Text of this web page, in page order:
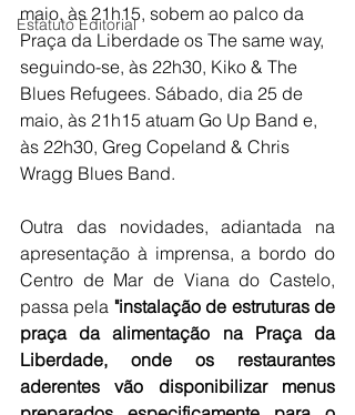
Estatuto Editorial
maio, às 21h15, sobem ao palco da
Praça da Liberdade os The same way,
seguindo-se, às 22h30, Kiko & The
Blues Refugees. Sábado, dia 25 de
maio, às 21h15 atuam Go Up Band e,
às 22h30, Greg Copeland & Chris
Wragg Blues Band.
Outra das novidades, adiantada na
apresentação à imprensa, a bordo do
Centro de Mar de Viana do Castelo,
passa pela "instalação de estruturas de
praça da alimentação na Praça da
Liberdade, onde os restaurantes
aderentes vão disponibilizar menus